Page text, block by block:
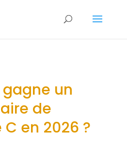
un
de
en 2026 ?